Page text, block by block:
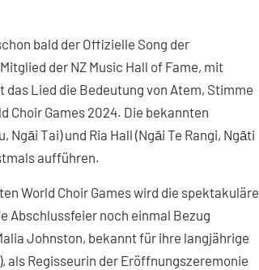
bald der Offizielle Song der
der NZ Music Hall of Fame, mit
Lied die Bedeutung von Atem, Stimme
Choir Games 2024. Die bekannten
Tai) und Ria Hall (Ngāi Te Rangi, Ngāti
aufführen.
World Choir Games wird die spektakuläre
Abschlussfeier noch einmal Bezug
Johnston, bekannt für ihre langjährige
als Regisseurin der Eröffnungszeremonie